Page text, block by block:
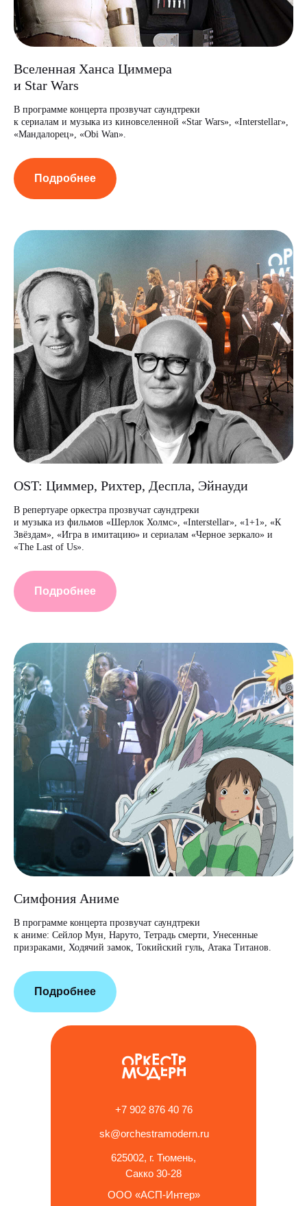
Вселенная Ханса Циммера
и Star Wars
В программе концерта прозвучат саундтреки
к сериалам и музыка из киновселенной «Star Wars», «Interstellar»,
«Мандалорец», «Obi Wan».
Подробнее
OST: Циммер, Рихтер, Деспла, Эйнауди
В репертуаре оркестра прозвучат саундтреки
и музыка из фильмов «Шерлок Холмс», «Interstellar», «1+1», «К
Звёздам», «Игра в имитацию» и сериалам «Черное зеркало» и
«The Last of Us».
Подробнее
Симфония Аниме
В программе концерта прозвучат саундтреки
к аниме: Сейлор Мун, Наруто, Тетрадь смерти, Унесенные
призраками, Ходячий замок, Токийский гуль, Атака Титанов.
Подробнее
ООО «АСП-Интер»
sk@orchestramodern.ru
+7 902 876 40 76
625002, г. Тюмень,
Сакко 30-28